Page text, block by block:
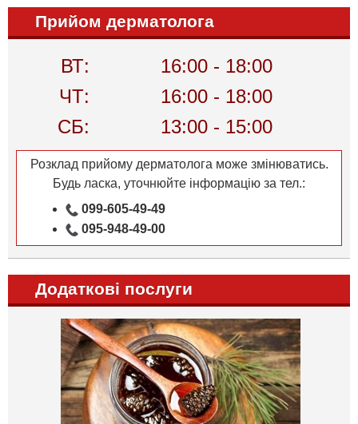
Прийом дерматолога
ВТ:
16:00 - 18:00
ЧТ:
16:00 - 18:00
СБ:
13:00 - 15:00
Розклад прийому дерматолога може змінюватись.
Будь ласка, уточнюйте інформацію за тел.:
099-605-49-49
095-948-49-00
Додаткові послуги